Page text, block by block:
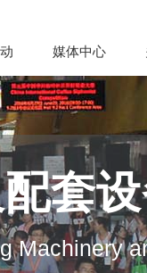
媒体中心
套
Machinery